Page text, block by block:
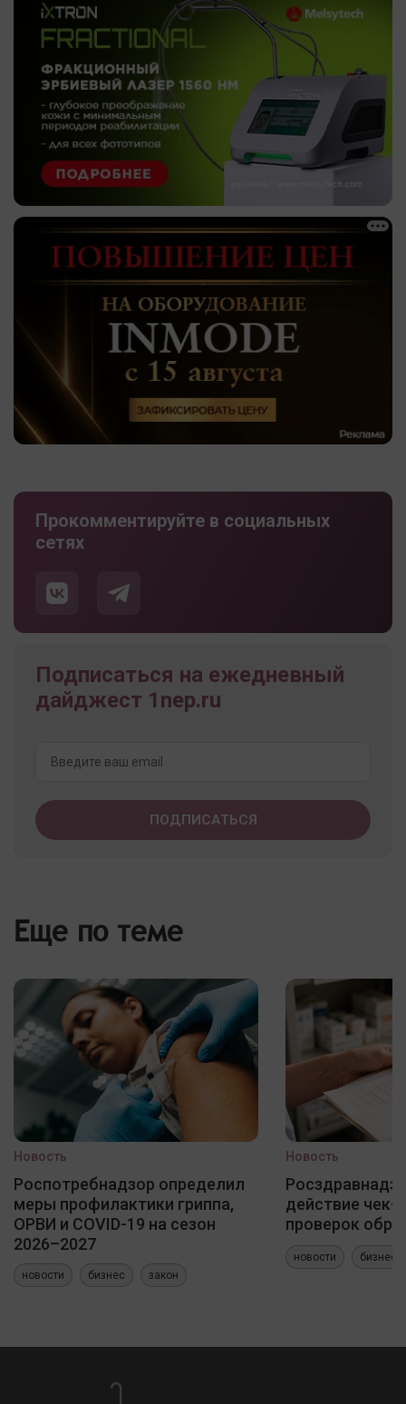
Прокомментируйте в социальных
сетях
Подписаться на ежедневный
дайджест 1nep.ru
Еще по теме
Новость
Роспотребнадзор определил
меры профилактики гриппа,
ОРВИ и COVID-19 на сезон
2026–2027
новости бизнес закон
Новость
действие чек-
проверок
новости бизнес